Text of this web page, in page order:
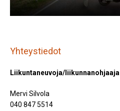
Yhteystiedot
Liikuntaneuvoja/liikunnanohjaaja
Mervi Silvola
040 847 5514